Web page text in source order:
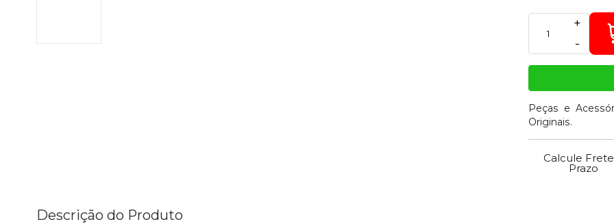
-
+
Peças e
Originais.
Calcule
Prazo
Descrição do Produto